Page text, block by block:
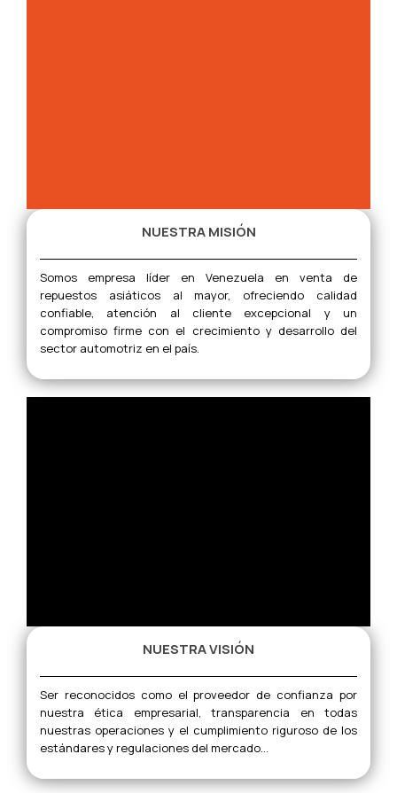
NUESTRA MISIÓN
Somos empresa líder en Venezuela en venta de
repuestos asiáticos al mayor, ofreciendo calidad
confiable, atención al cliente excepcional y un
compromiso firme con el crecimiento y desarrollo del
sector automotriz en el país.
NUESTRA VISIÓN
Ser reconocidos como el proveedor de confianza por
nuestra ética empresarial, transparencia en todas
nuestras operaciones y el cumplimiento riguroso de los
estándares y regulaciones del mercado...